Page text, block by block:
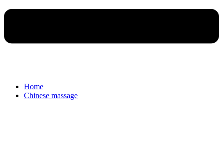
Home
Chinese massage